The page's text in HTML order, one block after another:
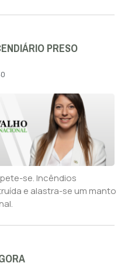
PRESO
se. Incêndios
e alastra-se um manto